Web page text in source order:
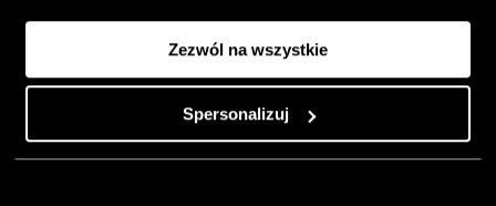
Zezwól na wszystkie
Spersonalizuj
rzemiosło jako
punkt wyjścia
do wnętrz
pełnych
charakteru”.